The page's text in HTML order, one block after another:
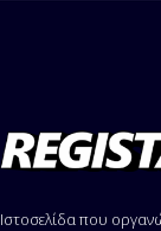
Ιστοσελίδα που